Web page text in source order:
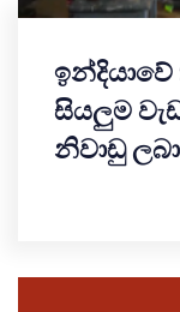
ඉන්දියාවේ
සියලුම
නිවාඩු